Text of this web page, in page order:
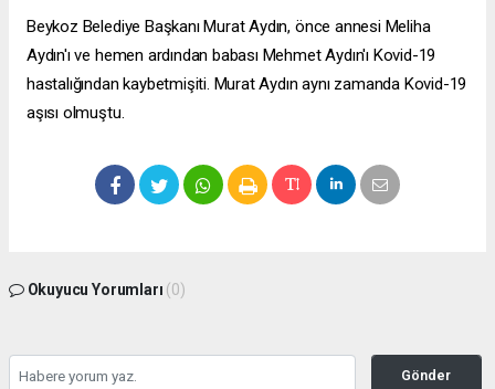
Beykoz Belediye Başkanı Murat Aydın, önce annesi Meliha
Aydın'ı ve hemen ardından babası Mehmet Aydın'ı Kovid-19
hastalığından kaybetmişiti. Murat Aydın aynı zamanda Kovid-19
aşısı olmuştu.
Okuyucu Yorumları (0)
Gönder